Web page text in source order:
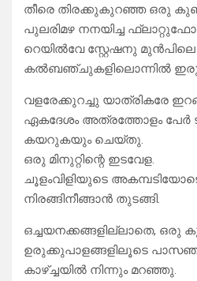
തീരെ തിരക്കുകുറഞ്ഞ ഒരു
പുലരിമഴ നനയിച്ച
റെയിൽവേ സ്റ്റേഷനു മുൻപിലെ
കൽബഞ്ചുകളിലൊന്നിൽ
വളരേക്കുറച്ചു യാത്രികരേ
ഏകദേശം അത്രത്തോളം പേർ
കയറുകയും ചെയ്തു.
ഒരു മിനുറ്റിന്റെ ഇടവേള.
ചൂളംവിളിയുടെ
നിരങ്ങിനീങ്ങാൻ തുടങ്ങി.
ഒച്ചയനക്കങ്ങളില്ലാതെ, ഒരു
ഉരുക്കുപാളങ്ങളിലൂടെ
കാഴ്ച്ചയിൽ നിന്നും മറഞ്ഞു.